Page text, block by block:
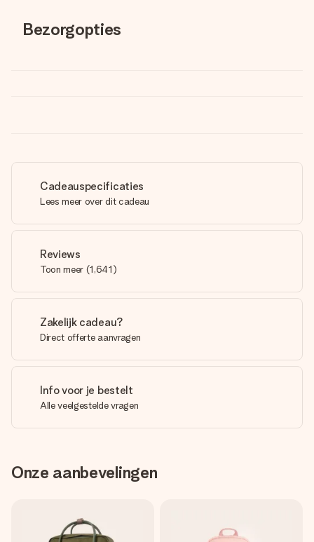
Bezorgopties
Cadeauspecificaties
Lees meer over dit cadeau
Reviews
Toon meer (1,641)
Zakelijk cadeau?
Direct offerte aanvragen
Info voor je bestelt
Alle veelgestelde vragen
Onze aanbevelingen